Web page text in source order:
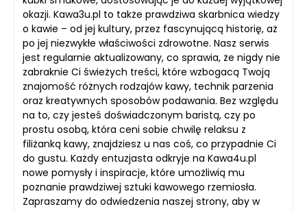
okazji. Kawa3u.pl to także prawdziwa skarbnica wiedzy
o kawie – od jej kultury, przez fascynującą historię, aż
po jej niezwykłe właściwości zdrowotne. Nasz serwis
jest regularnie aktualizowany, co sprawia, że nigdy nie
zabraknie Ci świeżych treści, które wzbogacą Twoją
znajomość różnych rodzajów kawy, technik parzenia
oraz kreatywnych sposobów podawania. Bez względu
na to, czy jesteś doświadczonym baristą, czy po
prostu osobą, która ceni sobie chwilę relaksu z
filiżanką kawy, znajdziesz u nas coś, co przypadnie Ci
do gustu. Każdy entuzjasta odkryje na Kawa4u.pl
nowe pomysły i inspiracje, które umożliwią mu
poznanie prawdziwej sztuki kawowego rzemiosła.
Zapraszamy do odwiedzenia naszej strony, aby w